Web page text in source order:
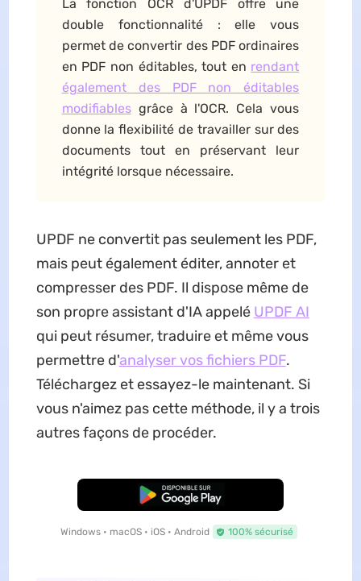
La fonction OCR d'UPDF offre une
double fonctionnalité : elle vous
permet de convertir des PDF ordinaires
en PDF non éditables, tout en rendant
également des PDF non éditables
modifiablesgrâce à l'OCR. Cela vous
donne la flexibilité de travailler sur des
documents tout en préservant leur
intégrité lorsque nécessaire.
UPDF ne convertit pas seulement les PDF,
mais peut également éditer, annoter et
compresser des PDF. Il dispose même de
son propre assistant d'IA appelé UPDF AI
qui peut résumer, traduire et même vous
permettre d'analyser vos fichiers PDF.
Téléchargez et essayez-le maintenant. Si
vous n'aimez pas cette méthode, il y a trois
autres façons de procéder.
TÉLÉCHARGER
Windows • macOS • iOS • Android 100% sécurisé